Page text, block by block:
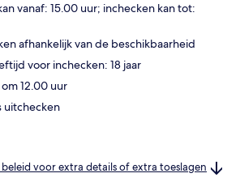
vanaf: 15.00 uur; inchecken kan tot:
afhankelijk van de beschikbaarheid
voor inchecken: 18 jaar
12.00 uur
uitchecken
voor extra details of extra toeslagen